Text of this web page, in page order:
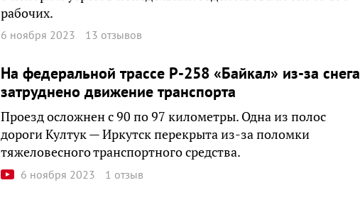
рабочих.
6 ноября 2023 13 отзывов
На федеральной трассе Р-258 «Байкал» из-за снега
затруднено движение транспорта
Проезд осложнен с 90 по 97 километры. Одна из полос
дороги Култук — Иркутск перекрыта из-за поломки
тяжеловесного транспортного средства.
6 ноября 2023 1 отзыв